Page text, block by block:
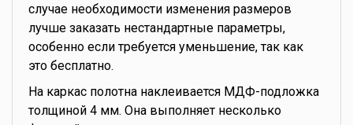
случае необходимости изменения размеров
лучше заказать нестандартные параметры,
особенно если требуется уменьшение, так как
это бесплатно.
На каркас полотна наклеивается МДФ-подложка
толщиной 4 мм. Она выполняет несколько